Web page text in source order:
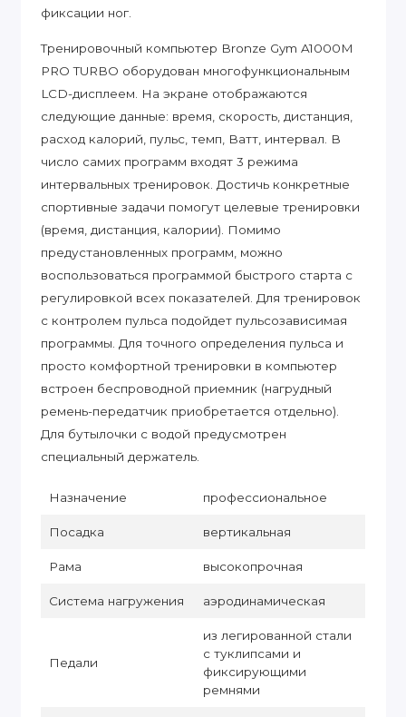
фиксации ног.
Тренировочный компьютер Bronze Gym A1000M
PRO TURBO оборудован многофункциональным
LCD-дисплеем. На экране отображаются
следующие данные: время, скорость, дистанция,
расход калорий, пульс, темп, Ватт, интервал. В
число самих программ входят 3 режима
интервальных тренировок. Достичь конкретные
спортивные задачи помогут целевые тренировки
(время, дистанция, калории). Помимо
предустановленных программ, можно
воспользоваться программой быстрого старта с
регулировкой всех показателей. Для тренировок
с контролем пульса подойдет пульсозависимая
программы. Для точного определения пульса и
просто комфортной тренировки в компьютер
встроен беспроводной приемник (нагрудный
ремень-передатчик приобретается отдельно).
Для бутылочки с водой предусмотрен
специальный держатель.
Назначение профессиональное
Посадка вертикальная
Рама высокопрочная
Система нагружения аэродинамическая
Педали
из легированной стали
с туклипсами и
фиксирующими
ремнями